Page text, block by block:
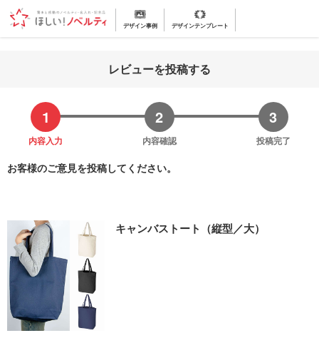
デザイン事例 デザインテンプレート
レビューを投稿する
内容入力 内容確認 投稿完了
お客様のご意見を投稿してください。
キャンバストート（縦型／大）